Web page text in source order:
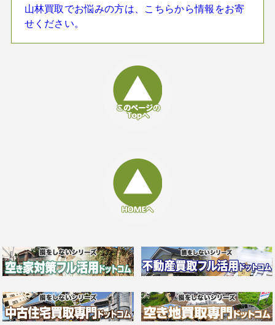
山林買取でお悩みの方は、こちらから情報をお寄
せください。